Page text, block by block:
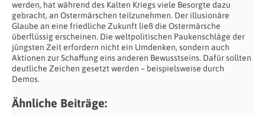
werden, hat während des Kalten Kriegs viele Besorgte dazu
gebracht, an Ostermärschen teilzunehmen. Der illusionäre
Glaube an eine friedliche Zukunft ließ die Ostermärsche
überflüssig erscheinen. Die weltpolitischen Paukenschläge der
jüngsten Zeit erfordern nicht ein Umdenken, sondern auch
Aktionen zur Schaffung eins anderen Bewusstseins. Dafür sollten
deutliche Zeichen gesetzt werden – beispielsweise durch
Demos.
Ähnliche Beiträge: